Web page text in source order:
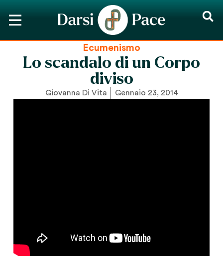
Ecumenismo
Lo scandalo di un Corpo
diviso
Giovanna Di Vita Gennaio 23, 2014